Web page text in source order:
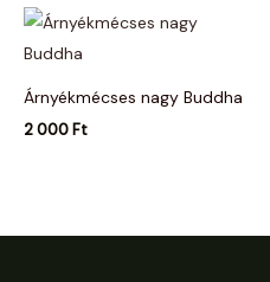
Árnyékmécses nagy Buddha
2 000 Ft